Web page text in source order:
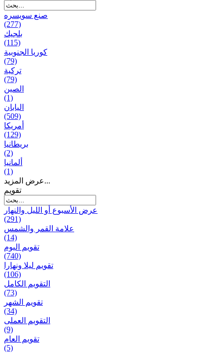
صنع سویسره
(277)
بلجيك
(115)
كوريا الجنوبية
(79)
تركية
(79)
الصين
(1)
اليابان
(509)
أمريكا
(129)
بریطانیا
(2)
ألمانيا
(1)
عرض المزيد...
تقويم
عرض الأسبوع أو الليل والنهار
(291)
علامة القمر والشمس
(14)
تقویم الیوم
(740)
تقويم ليلا ونهارا
(106)
التقويم الكامل
(73)
تقويم الشهر
(34)
التقويم العملی
(9)
تقويم العام
(5)